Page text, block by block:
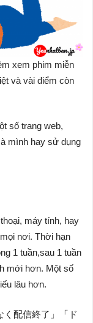
xem phim miễn
và vài điểm còn
số trang web,
mình hay sử dụng
máy tính, hay
nơi. Thời hạn
1 tuần,sau 1 tuần
mới hơn. Một số
lâu hơn.
く配信終了」「ド